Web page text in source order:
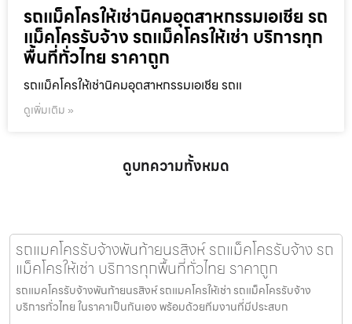
รถแม็คโครให้เช่านิคมอุตสาหกรรมเอเชีย รถ
แม็คโครรับจ้าง รถแม็คโครให้เช่า บริการทุก
พื้นที่ทั่วไทย ราคาถูก
รถแม็คโครให้เช่านิคมอุตสาหกรรมเอเชีย รถแ
ดูเพิ่มเติม »
ดูบทความทั้งหมด
รถแมคโครรับจ้างพันท้ายนรสิงห์ รถแม็คโครรับจ้าง รถ
แม็คโครให้เช่า บริการทุกพื้นที่ทั่วไทย ราคาถูก
รถแมคโครรับจ้างพันท้ายนรสิงห์ รถแมคโครให้เช่า รถแม็คโครรับจ้าง
บริการทั่วไทย ในราคาเป็นกันเอง พร้อมด้วยทีมงานที่มีประสบก